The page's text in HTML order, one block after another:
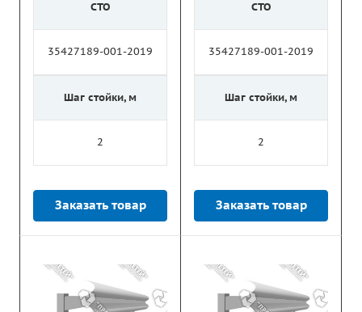
СТО
35427189-001-2019
Шаг стойки, м
2
Заказать товар
СТО
35427189-001-2019
Шаг стойки, м
2
Заказать товар